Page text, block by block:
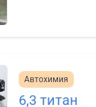
Автохимия
6,3 титан